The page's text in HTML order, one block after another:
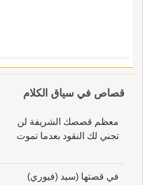
قصاص في سياق الكلام
معظم قصصك الشريفة لن
تجني لك النقود بعدما تموت
في قصتها (سيد (فيوري)